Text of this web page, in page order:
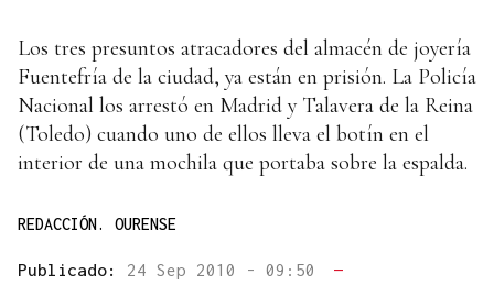
Los tres presuntos atracadores del almacén de joyería
Fuentefría de la ciudad, ya están en prisión. La Policía
Nacional los arrestó en Madrid y Talavera de la Reina
(Toledo) cuando uno de ellos lleva el botín en el
interior de una mochila que portaba sobre la espalda.
REDACCIÓN. OURENSE
Publicado: 24 Sep 2010 - 09:50
—